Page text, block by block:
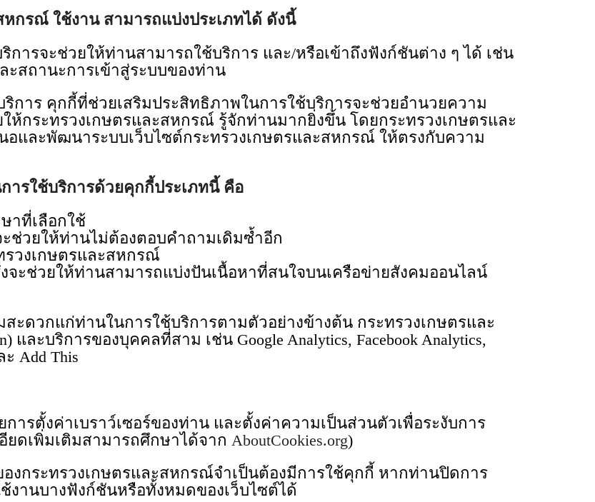
กรณ์ ใช้งาน สามารถแบ่งประเภทได้ ดังนี้
การจะช่วยให้ท่านสามารถใช้บริการ และ/หรือเข้าถึงฟังก์ชันต่าง ๆ ได้ เช่น
ะสถานะการเข้าสู่ระบบของท่าน
การ คุกกี้ที่ช่วยเสริมประสิทธิภาพในการใช้บริการจะช่วยอำนวยความ
ห้กระทรวงเกษตรและสหกรณ์ รู้จักท่านมากยิ่งขึ้น โดยกระทรวงเกษตรและ
และพัฒนาระบบเว็บไซต์กระทรวงเกษตรและสหกรณ์ ให้ตรงกับความ
ารใช้บริการด้วยคุกกี้ประเภทนี้ คือ
าที่เลือกใช้
ช่วยให้ท่านไม่ต้องตอบคำถามเดิมซ้ำอีก
รวงเกษตรและสหกรณ์
งจะช่วยให้ท่านสามารถแบ่งปันเนื้อหาที่สนใจบนเครือข่ายสังคมออนไลน์
ะดวกแก่ท่านในการใช้บริการตามตัวอย่างข้างต้น กระทรวงเกษตรและ
ละบริการของบุคคลที่สาม เช่น Google Analytics, Facebook Analytics,
ะ Add This
รตั้งค่าเบราว์เซอร์ของท่าน และตั้งค่าความเป็นส่วนตัวเพื่อระงับการ
ยดเพิ่มเติมสามารถศึกษาได้จากAboutCookies.org)
องกระทรวงเกษตรและสหกรณ์จำเป็นต้องมีการใช้คุกกี้ หากท่านปิดการ
านบางฟังก์ชันหรือทั้งหมดของเว็บไซต์ได้